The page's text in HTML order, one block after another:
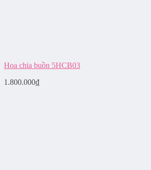
Hoa chia buồn 5HCB03
1.800.000₫